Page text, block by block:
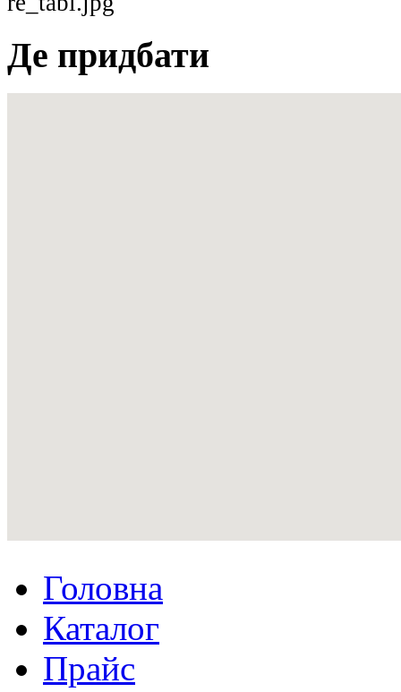
Де придбати
Головна
Каталог
Прайс